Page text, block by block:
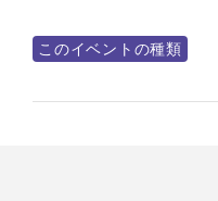
このイベントの種類